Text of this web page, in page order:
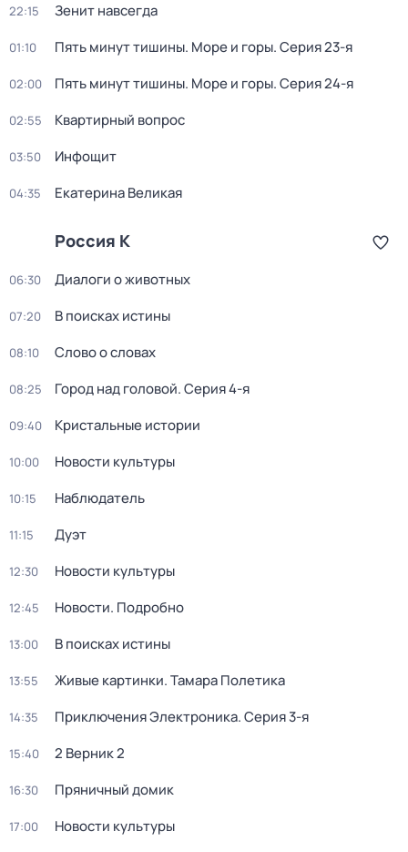
22:15 Зенит навсегда
01:10 Пять минут тишины. Море и горы. Серия 23-я
02:00 Пять минут тишины. Море и горы. Серия 24-я
02:55 Квартирный вопрос
03:50 Инфощит
04:35 Екатерина Великая
Россия К
06:30 Диалоги о животных
07:20 В поисках истины
08:10 Слово о словах
08:25 Город над головой. Серия 4-я
09:40 Кристальные истории
10:00 Новости культуры
10:15 Наблюдатель
11:15 Дуэт
12:30 Новости культуры
12:45 Новости. Подробно
13:00 В поисках истины
13:55 Живые картинки. Тамара Полетика
14:35 Приключения Электроника. Серия 3-я
15:40 2 Верник 2
16:30 Пряничный домик
17:00 Новости культуры